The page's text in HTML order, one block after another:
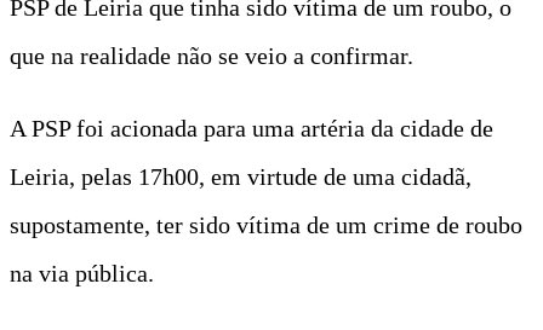
PSP de Leiria que tinha sido vítima de um roubo, o
que na realidade não se veio a confirmar.
A PSP foi acionada para uma artéria da cidade de
Leiria, pelas 17h00, em virtude de uma cidadã,
supostamente, ter sido vítima de um crime de roubo
na via pública.